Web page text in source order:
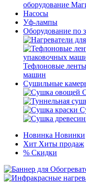
оборудование
Насосы
Уф-лампы
Оборудование по
Тефлоновые
машин
Сушильные
Новинка Новинки
Хит Хиты продаж
% Скидки